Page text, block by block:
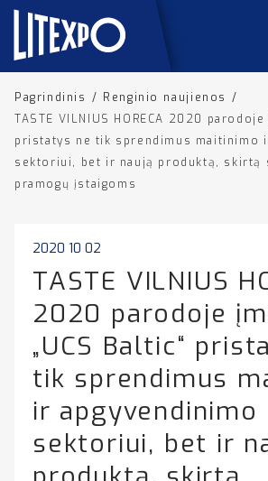
Pagrindinis / Renginio naujienos /
TASTE VILNIUS HORECA 2020
pristatys ne tik sprendimus maitinimo
sektoriui, bet ir naują produktą, skirtą
pramogų įstaigoms
2020 10 02
TASTE VILNIUS
2020 parodoje
„UCS Baltic“
tik sprendimus
ir apgyvendinimo
sektoriui, bet ir